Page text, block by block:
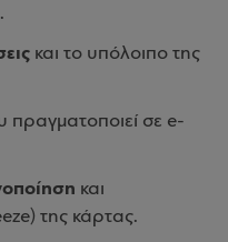
και το υπόλοιπο της
πραγματοποιεί σε e-
και
της κάρτας.